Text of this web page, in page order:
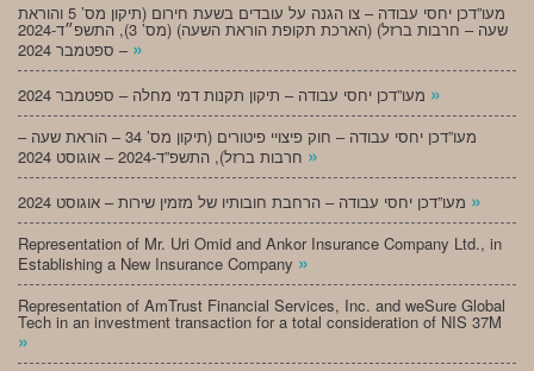
מעו”דכן יחסי עבודה – צו הגנה על עובדים בשעת חירום (תיקון מס’ 5 והוראת
שעה – חרבות ברזל) (הארכת תקופת הוראת השעה) (מס’ 3), התשפ״ד-2024
– ספטמבר 2024 »
»
מעו”דכן יחסי עבודה – חוק פיצויי פיטורים (תיקון מס’ 34 – הוראת שעה –
»
»
Representation of Mr. Uri Omid and Ankor Insurance Company Ltd., in
Establishing a New Insurance Company »
Representation of AmTrust Financial Services, Inc. and weSure Global
Tech in an investment transaction for a total consideration of NIS 37M
»